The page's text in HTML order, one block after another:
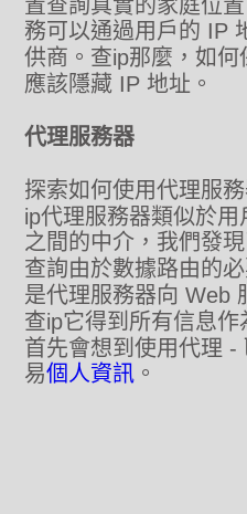
置查詢真實的家庭位
務可以通過用戶的 IP
供商。查ip那麼，如
應該隱藏 IP 地址。
代理服務器
探索如何使用代理服
ip代理服務器類似於
之間的中介，我們發
查詢由於數據路由的
是代理服務器向 Web
查ip它得到所有信息
首先會想到使用代理 -
易個人資訊 。